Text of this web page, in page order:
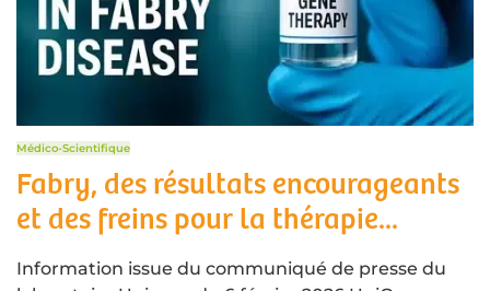
Médico-Scientifique
Fabry, des résultats encourageants
et des freins pour la thérapie...
Information issue du communiqué de presse du